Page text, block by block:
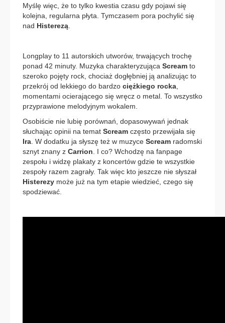
Myślę więc, że to tylko kwestia czasu gdy pojawi się
kolejna, regularna płyta. Tymczasem pora pochylić się
nad Histerezą
Longplay to 11 autorskich utworów, trwających trochę
ponad 42 minuty. Muzyka charakteryzująca Scream to
szeroko pojęty rock, chociaż dogłębniej ją analizując to
przekrój od lekkiego do bardzo ciężkiego rocka
momentami ocierającego się wręcz o metal. To wszystko
przyprawione melodyjnym wokalem.
Osobiście nie lubię porównań, dopasowywań jednak
słuchając opinii na temat Scream często przewijała się
Ira . W dodatku ja słyszę też w muzyce Scream radomski
sznyt znany z Carrion . I co? Wchodzę na fanpage
zespołu i widzę plakaty z koncertów gdzie te wszystkie
zespoły razem zagrały. Tak więc kto jeszcze nie słyszał
Histerezy może już na tym etapie wiedzieć, czego się
spodziewać.